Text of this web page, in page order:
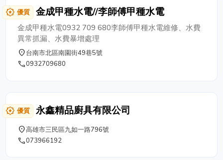
第99-686975-00號 生活純淨水安全衛生讓
您的生活安全無負擔 ★★★嚴正聲明
★★★ 本公司為台灣 安吉爾股份有限公
司，所生產之桶裝水及飲水機與 中國大陸
安吉爾飲水集團無任何關係，敬請台灣消費
者安心選購，特此聲明。 本公司並投保國
award_star 優質 金成甲種水電//李師傅甲種水電
金成甲種水電0932 709 680李師傅甲種水電維修、水費
異常抓漏、水費暴增處理
place台南市北區南園街49巷5號
phone0932709680
award_star 優質 永鑫精品廚具有限公司
place高雄市三民區九如一路796號
phone073966192